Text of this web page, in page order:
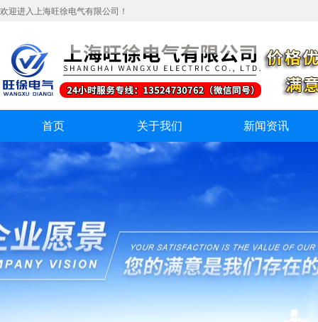
欢迎进入上海旺徐电气有限公司！
首页 关于我们 新闻资讯